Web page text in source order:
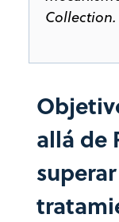
Collection.
allá de